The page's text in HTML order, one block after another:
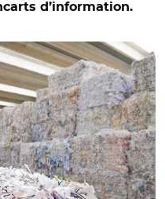
d’information.